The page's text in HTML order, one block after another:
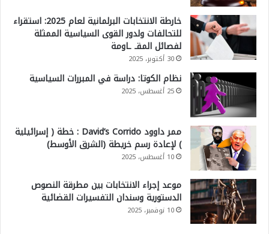
خارطة الانتخابات البرلمانية لعام 2025: استقراء
للتحالفات ولدور القوى السياسية الممثلة
لفصائل المقـ ـاومة
30 أكتوبر، 2025
نظام الكوتا: دراسة في المبررات السياسية
25 أغسطس، 2025
ممر داوود David’s Corrido : خطة ( إسرائيلية
) لإعادة رسم خريطة (الشرق الأوسط)
10 أغسطس، 2025
موعد إجراء الانتخابات بين مطرقة النصوص
الدستورية وسندان التفسيرات القضائية
10 نوفمبر، 2025